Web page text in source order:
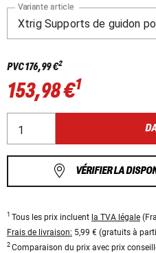
Variante article
PVC176,99 €2
153,98 €1
VÉRIFIER LA
1 Tous les prix incluent la TVA légale
Frais de livraison: 5,99 € (gratuits à
2 Comparaison du prix avec prix